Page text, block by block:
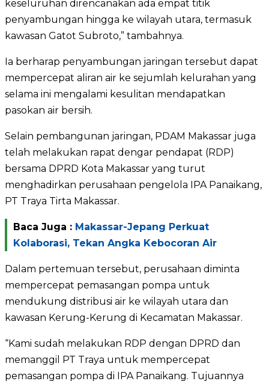
keseluruhan direncanakan ada empat titik
penyambungan hingga ke wilayah utara, termasuk
kawasan Gatot Subroto,” tambahnya.
Ia berharap penyambungan jaringan tersebut dapat
mempercepat aliran air ke sejumlah kelurahan yang
selama ini mengalami kesulitan mendapatkan
pasokan air bersih.
Selain pembangunan jaringan, PDAM Makassar juga
telah melakukan rapat dengar pendapat (RDP)
bersama DPRD Kota Makassar yang turut
menghadirkan perusahaan pengelola IPA Panaikang,
PT Traya Tirta Makassar.
Baca Juga : Makassar-Jepang Perkuat
Kolaborasi, Tekan Angka Kebocoran Air
Dalam pertemuan tersebut, perusahaan diminta
mempercepat pemasangan pompa untuk
mendukung distribusi air ke wilayah utara dan
kawasan Kerung-Kerung di Kecamatan Makassar.
“Kami sudah melakukan RDP dengan DPRD dan
memanggil PT Traya untuk mempercepat
pemasangan pompa di IPA Panaikang. Tujuannya